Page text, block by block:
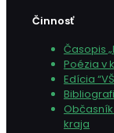
Činnosť
Časopis
Poézia v
Edícia
kraja